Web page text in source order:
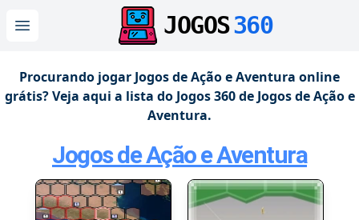
Open main menu JOGOS360
Procurando jogar Jogos de Ação e Aventura online
grátis? Veja aqui a lista do Jogos 360 de Jogos de Ação e
Aventura.
Jogos de Ação e Aventura